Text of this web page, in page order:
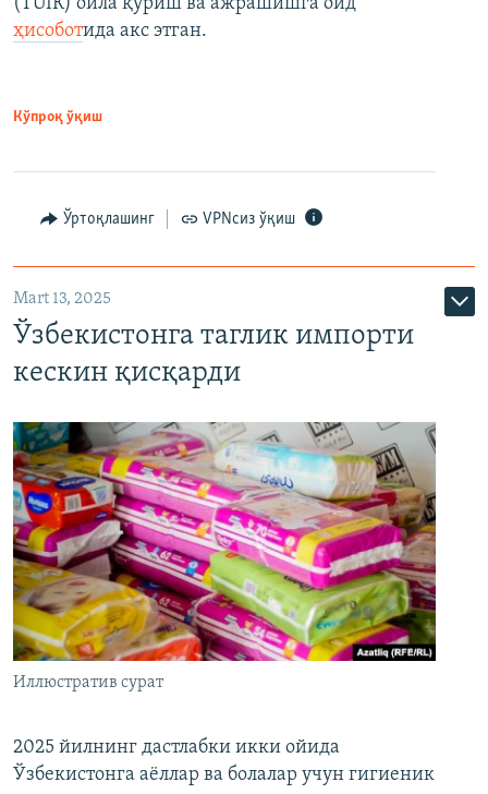
ҳисоботида акс этган.
Кўпроқ ўқиш
Ўртоқлашинг VPNсиз ўқиш
Mart 13, 2025
Ўзбекистонга таглик импорти
кескин қисқарди
Иллюстратив сурат
2025 йилнинг дастлабки икки ойида
Ўзбекистонга аёллар ва болалар учун гигиеник